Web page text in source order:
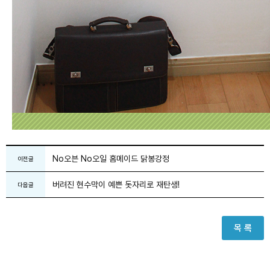
이전글 No오븐 No오일 홈메이드 닭봉강정
다음글 버려진 현수막이 예쁜 돗자리로 재탄생!
목 록